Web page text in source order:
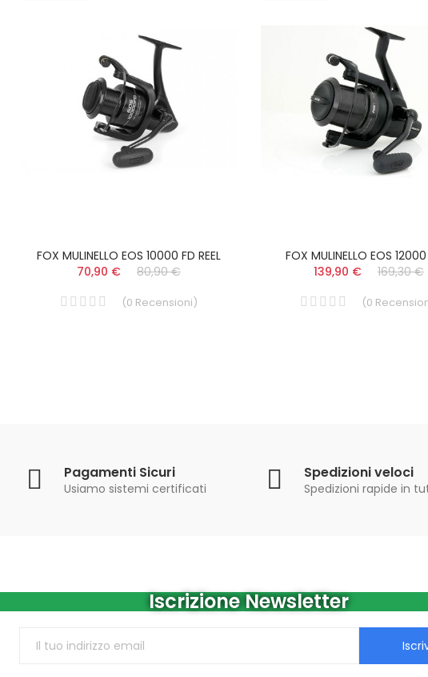
FOX MULINELLO EOS 10000 FD REEL
70,90 €
80,90 €
(0 Recensioni)
FOX MULINELLO EOS 12000
139,90 €
169,30 €
(0
Pagamenti Sicuri
Usiamo sistemi certificati
Spedizioni veloci
Spedizioni rapide in
Iscrizione Newsletter